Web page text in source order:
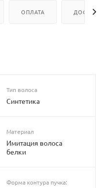
ОПЛАТА
Тип волоса
Синтетика
Материал
Имитация волоса
белки
Форма контура пучка: